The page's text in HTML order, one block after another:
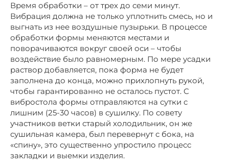
Время обработки – от трех до семи минут.
Вибрация должна не только уплотнить смесь, но и
выгнать из нее воздушные пузырьки. В процессе
обработки формы меняются местами и
поворачиваются вокруг своей оси – чтобы
воздействие было равномерным. По мере усадки
раствор добавляется, пока форма не будет
заполнена до конца, можно прихлопнуть рукой,
чтобы гарантированно не осталось пустот. С
вибростола формы отправляются на сутки с
лишним (25-30 часов) в сушилку. По совету
участников ветки старый холодильник, он же
сушильная камера, был перевернут с бока, на
«спину», это существенно упростило процесс
закладки и выемки изделия.